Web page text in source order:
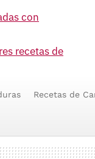
con
recetas de
Recetas de